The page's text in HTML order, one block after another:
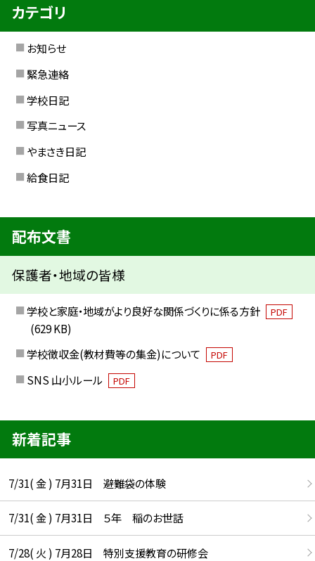
カテゴリ
お知らせ
緊急連絡
学校日記
写真ニュース
やまさき日記
給食日記
配布文書
保護者・地域の皆様
学校と家庭・地域がより良好な関係づくりに係る方針 PDF
(629 KB)
学校徴収金(教材費等の集金)について
PDF
SNS 山小ルール PDF
新着記事
7/31( 金 ) 7月31日 避難袋の体験
7/31( 金 ) 7月31日 ５年 稲のお世話
7/28( 火 ) 7月28日 特別支援教育の研修会